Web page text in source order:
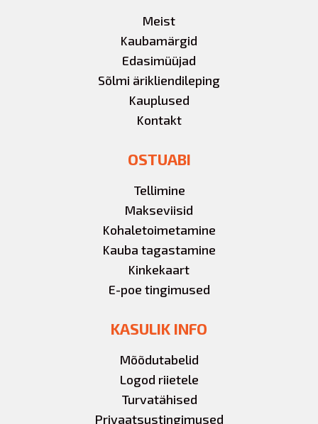
Meist
Kaubamärgid
Edasimüüjad
Sõlmi ärikliendileping
Kauplused
Kontakt
OSTUABI
Tellimine
Makseviisid
Kohaletoimetamine
Kauba tagastamine
Kinkekaart
E-poe tingimused
KASULIK INFO
Mõõdutabelid
Logod riietele
Turvatähised
Privaatsustingimused